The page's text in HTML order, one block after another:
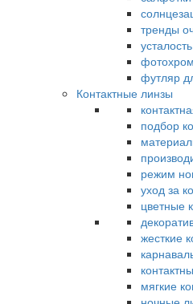
тренды
футляр
Контактные линзы
подбор
режим
уход за
цветные
жесткие
мягкие